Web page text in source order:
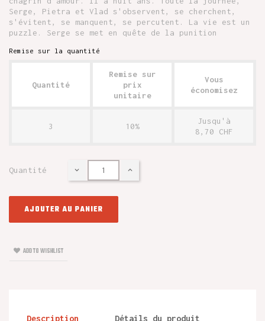
Serge, Pietra et Vlad s'observent, se cherchent,
s'évitent, se manquent, se percutent. La vie est un
puzzle. Serge se met en quête de la punition
Remise sur la quantité
Quantité
Remise sur
prix
unitaire
Vous
économisez
3 10%
Jusqu'à
8,70 CHF
Quantité
AJOUTER AU PANIER
ADD TO WISHLIST
Description Détails du produit